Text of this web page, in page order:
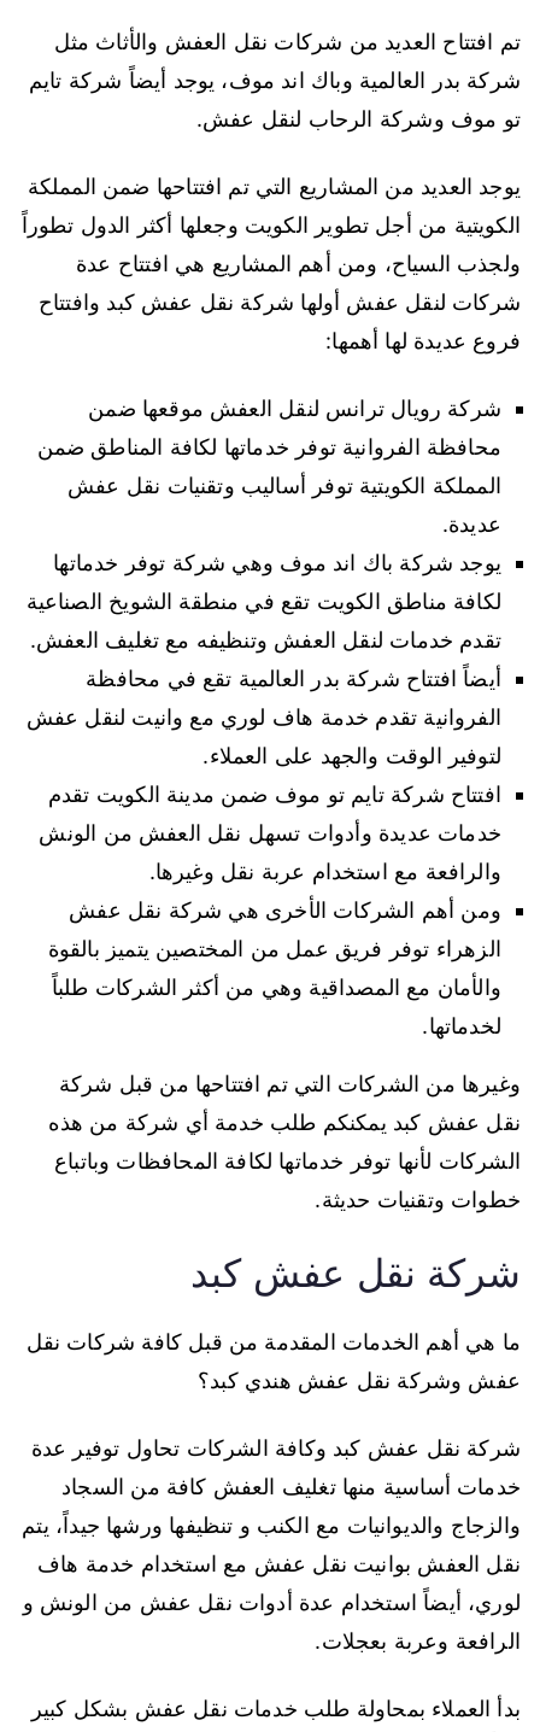
تم افتتاح العديد من شركات نقل العفش والأثاث مثل
شركة بدر العالمية وباك اند موف، يوجد أيضاً شركة تايم
تو موف وشركة الرحاب لنقل عفش.
يوجد العديد من المشاريع التي تم افتتاحها ضمن المملكة
الكويتية من أجل تطوير الكويت وجعلها أكثر الدول تطوراً
ولجذب السياح، ومن أهم المشاريع هي افتتاح عدة
شركات لنقل عفش أولها شركة نقل عفش كبد وافتتاح
فروع عديدة لها أهمها:
شركة رويال ترانس لنقل العفش موقعها ضمن
محافظة الفروانية توفر خدماتها لكافة المناطق ضمن
المملكة الكويتية توفر أساليب وتقنيات نقل عفش
عديدة.
يوجد شركة باك اند موف وهي شركة توفر خدماتها
لكافة مناطق الكويت تقع في منطقة الشويخ الصناعية
تقدم خدمات لنقل العفش وتنظيفه مع تغليف العفش.
أيضاً افتتاح شركة بدر العالمية تقع في محافظة
الفروانية تقدم خدمة هاف لوري مع وانيت لنقل عفش
لتوفير الوقت والجهد على العملاء.
افتتاح شركة تايم تو موف ضمن مدينة الكويت تقدم
خدمات عديدة وأدوات تسهل نقل العفش من الونش
والرافعة مع استخدام عربة نقل وغيرها.
ومن أهم الشركات الأخرى هي شركة نقل عفش
الزهراء توفر فريق عمل من المختصين يتميز بالقوة
والأمان مع المصداقية وهي من أكثر الشركات طلباً
لخدماتها.
وغيرها من الشركات التي تم افتتاحها من قبل شركة
نقل عفش كبد يمكنكم طلب خدمة أي شركة من هذه
الشركات لأنها توفر خدماتها لكافة المحافظات وباتباع
خطوات وتقنيات حديثة.
شركة نقل عفش كبد
ما هي أهم الخدمات المقدمة من قبل كافة شركات نقل
عفش وشركة نقل عفش هندي كبد؟
شركة نقل عفش كبد وكافة الشركات تحاول توفير عدة
خدمات أساسية منها تغليف العفش كافة من السجاد
والزجاج والديوانيات مع الكنب و تنظيفها ورشها جيداً، يتم
نقل العفش بوانيت نقل عفش مع استخدام خدمة هاف
لوري، أيضاً استخدام عدة أدوات نقل عفش من الونش و
الرافعة وعربة بعجلات.
بدأ العملاء بمحاولة طلب خدمات نقل عفش بشكل كبير